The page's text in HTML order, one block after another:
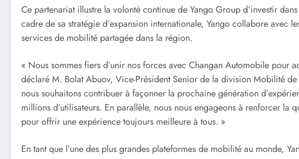
Ce partenariat illustre la volonté continue de Yango Group d’investir
cadre de sa stratégie d’expansion internationale, Yango collabore
services de mobilité partagée dans la région.
« Nous sommes fiers d’unir nos forces avec Changan Automobile pour
déclaré M. Bolat Abuov, Vice-Président Senior de la division Mobilité
nous souhaitons contribuer à façonner la prochaine génération
millions d’utilisateurs. En parallèle, nous nous engageons à renforcer
pour offrir une expérience toujours meilleure à tous. »
En tant que l’une des plus grandes plateformes de mobilité au monde,